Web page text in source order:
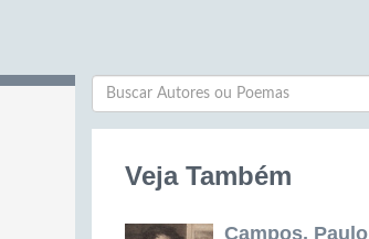
Veja Também
Campos, Paulo